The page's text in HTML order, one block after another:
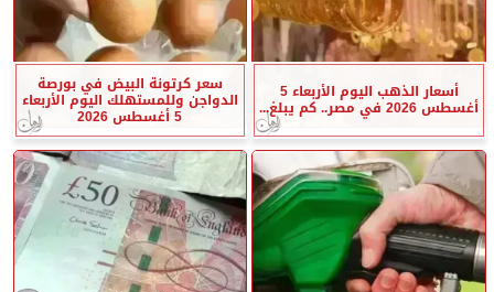
أسعار الذهب اليوم الأربعاء 5
أغسطس 2026 في مصر.. كم يبلغ...
سعر كرتونة البيض في بورصة
الدواجن وللمستهلك اليوم الأربعاء
5 أغسطس 2026